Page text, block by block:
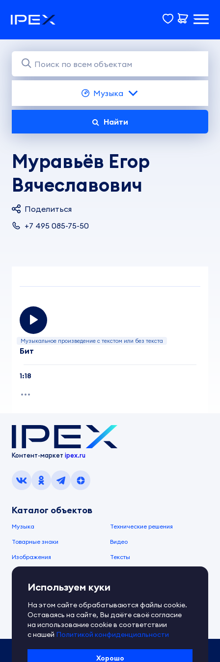
Музыка
Найти
Муравьёв Егор
Вячеславович
Поделиться
+7 495 085-75-50
Музыкальное произведение с текстом или без текста
Бит
1:18
Контент-маркет ipex.ru
Каталог объектов
Музыка Технические решения
Товарные знаки Видео
Изображения Тексты
О компании
О сервисе
Документы IPEX Справочный центр
Контакты Обратная связь
Политика IPEX по обработке ПД
Используем куки
На этом сайте обрабатываются файлы cookie.
Оставаясь на сайте, Вы даёте своё согласие
на использование cookie в соответствии
с нашей Политикой конфиденциальности
Хорошо